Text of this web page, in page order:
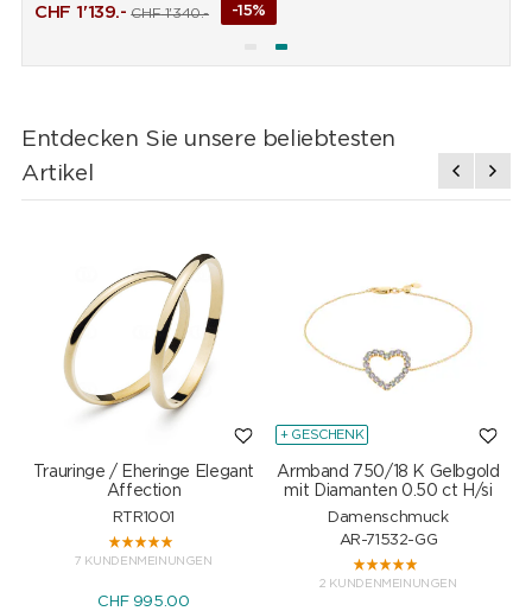
CHF 1'139.- CHF1'340.- -15%
Entdecken Sie unsere beliebtesten
Artikel
Trauringe / Eheringe Elegant
Affection
RTR1001
7 KUNDENMEINUNGEN
CHF 995.00
+ GESCHENK
Armband 750/18 K Gelbgold
mit Diamanten 0.50 ct H/si
Damenschmuck
AR-71532-GG
2 KUNDENMEINUNGEN